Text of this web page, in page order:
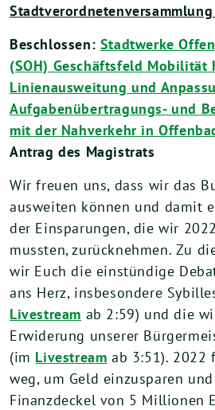
Beschlossen: Stadtwerke
(SOH) Geschäftsfeld Mobilität
Linienausweitung und
Aufgabenübertragungs- und
mit der Nahverkehr in
Antrag des Magistrats
Wir freuen uns, dass wir das
ausweiten können und damit
der Einsparungen, die wir
mussten, zurücknehmen. Zu
wir Euch die einstündige
ans Herz, insbesondere
Livestream ab 2:59) und die
Erwiderung unserer
(im Livestream ab 3:51). 2022
weg, um Geld einzusparen
Finanzdeckel von 5 Millionen